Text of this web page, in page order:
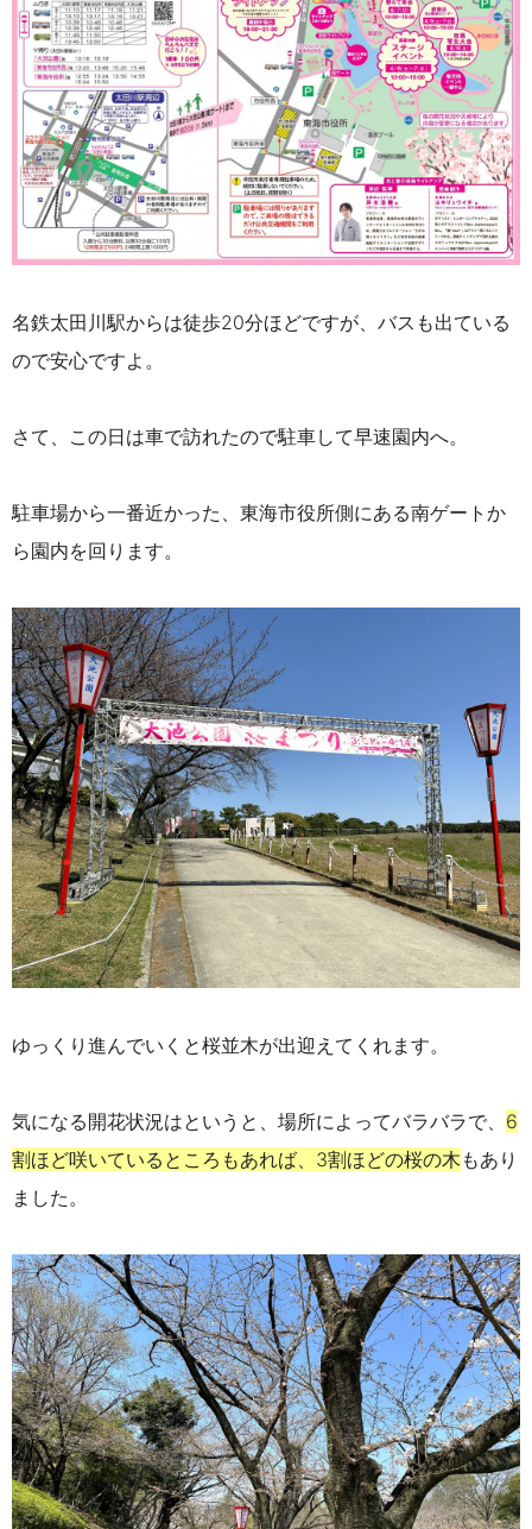
名鉄太田川駅からは徒歩20分ほどですが、バスも出ている
ので安心ですよ。
さて、この日は車で訪れたので駐車して早速園内へ。
駐車場から一番近かった、東海市役所側にある南ゲートか
ら園内を回ります。
ゆっくり進んでいくと桜並木が出迎えてくれます。
気になる開花状況はというと、場所によってバラバラで、 6
割ほど咲いているところもあれば、3割ほどの桜の木 もあり
ました。